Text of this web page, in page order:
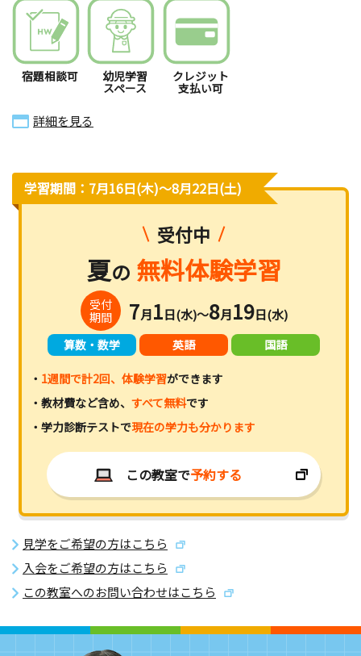
宿題相談可 幼児学習
スペース
クレジット
支払い可
詳細を見る
学習期間：7月16日(木)〜8月22日(土)
受付中
夏の 無料体験学習
受付
期間
7月1日(水)～8月19日(水)
算数・数学 英語 国語
・ 1週間で計2回、体験学習ができます
・教材費など含め、 すべて無料です
・学力診断テストで現在の学力も分かります
この教室で予約する
見学をご希望の方はこちら
入会をご希望の方はこちら
この教室へのお問い合わせはこちら